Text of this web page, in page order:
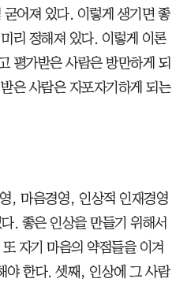
어져 있다. 이렇게 생기면 좋
리 정해져 있다. 이렇게 이론
평가받은 사람은 방만하게 되
은 사람은 자포자기하게 되는
, 마음경영, 인상적 인재경영
. 좋은 인상을 만들기 위해서
자기 마음의 약점들을 이겨
야 한다. 셋째, 인상에 그 사람